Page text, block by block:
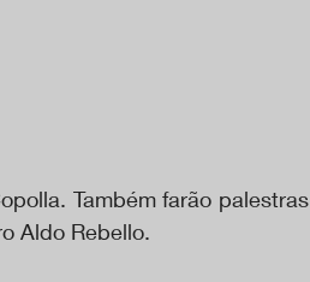
Também farão palestras
Aldo Rebello.